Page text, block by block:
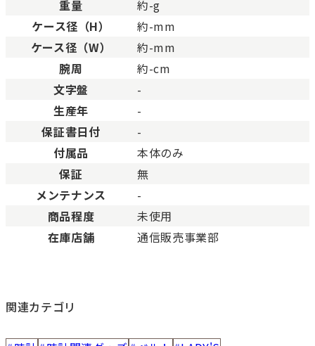
重量
約-g
ケース径（H）
約-mm
ケース径（W）
約-mm
腕周
約-cm
文字盤
-
生産年
-
保証書日付
-
付属品
本体のみ
保証
無
メンテナンス
-
商品程度
未使用
在庫店舗
通信販売事業部
関連カテゴリ